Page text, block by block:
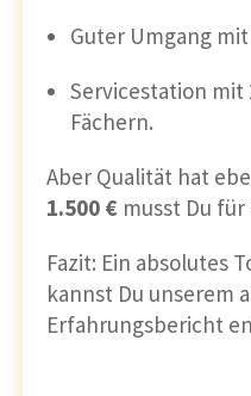
Guter Umgang
Servicestation mit
Fächern.
Aber Qualität hat
1.500 € musst Du
Fazit: Ein absolutes
kannst Du unserem
Erfahrungsbericht